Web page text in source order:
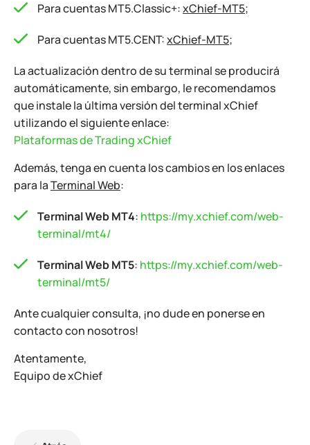
Para cuentas MT5.Classic+:xChief-MT5;
Para cuentas MT5.CENT:xChief-MT5;
La actualización dentro de su terminal se producirá
automáticamente, sin embargo, le recomendamos
que instale la última versión del terminal xChief
utilizando el siguiente enlace:
Plataformas de Trading xChief
Además, tenga en cuenta los cambios en los enlaces
para laTerminal Web:
Terminal Web MT4: https://my.xchief.com/web-
terminal/mt4/
Terminal Web MT5: https://my.xchief.com/web-
terminal/mt5/
Ante cualquier consulta, ¡no dude en ponerse en
contacto con nosotros!
Atentamente,
Equipo de xChief